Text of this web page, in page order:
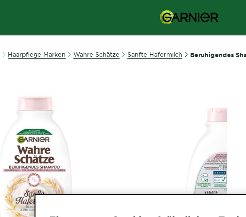
Haarpflege Marken Wahre Schätze Sanfte Hafermilch Beruhigendes